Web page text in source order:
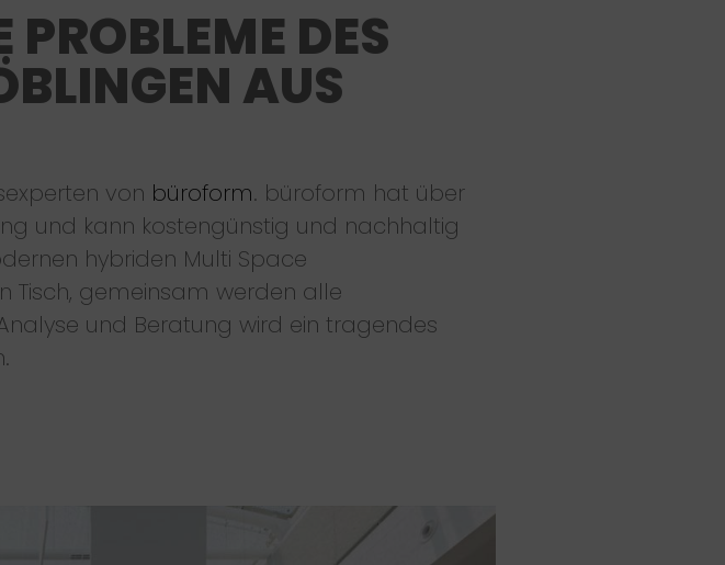
DES
AUS
von büroform. büroform hat über
und kann kostengünstig und nachhaltig
hybriden Multi Space
Tisch, gemeinsam werden alle
und Beratung wird ein tragendes